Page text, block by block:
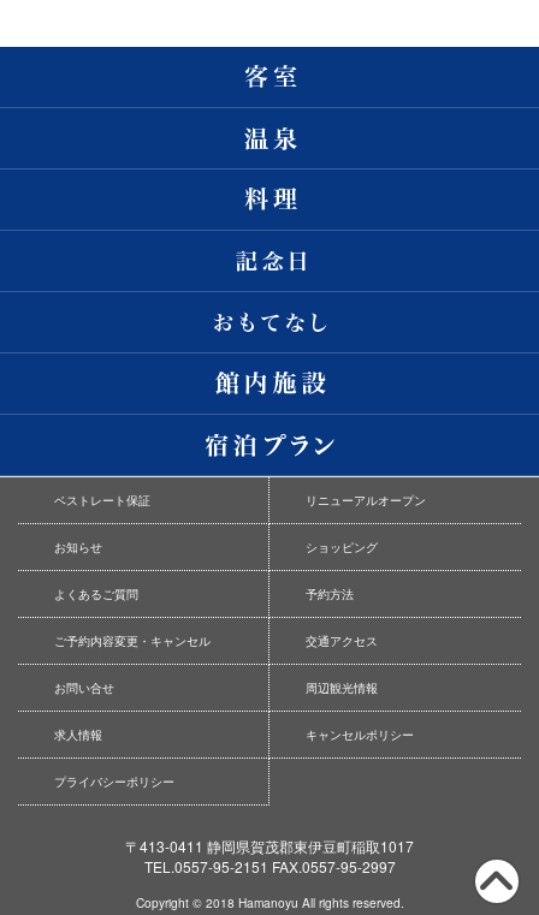
ベストレート保証 リニューアルオープン
お知らせ ショッピング
よくあるご質問 予約方法
ご予約内容変更・キャンセル 交通アクセス
お問い合せ 周辺観光情報
求人情報 キャンセルポリシー
プライバシーポリシー
〒413-0411 静岡県賀茂郡東伊豆町稲取1017
TEL.0557-95-2151 FAX.0557-95-2997
Copyright © 2018 Hamanoyu All rights reserved.